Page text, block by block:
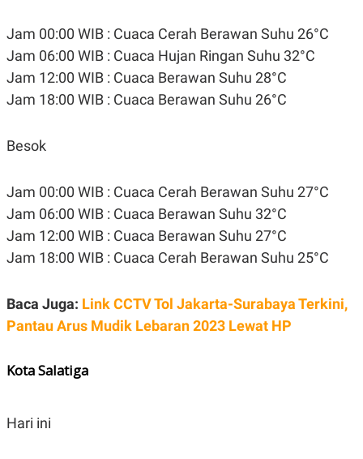
Jam 00:00 WIB : Cuaca Cerah Berawan Suhu 26°C
Jam 06:00 WIB : Cuaca Hujan Ringan Suhu 32°C
Jam 12:00 WIB : Cuaca Berawan Suhu 28°C
Jam 18:00 WIB : Cuaca Berawan Suhu 26°C
Besok
Jam 00:00 WIB : Cuaca Cerah Berawan Suhu 27°C
Jam 06:00 WIB : Cuaca Berawan Suhu 32°C
Jam 12:00 WIB : Cuaca Berawan Suhu 27°C
Jam 18:00 WIB : Cuaca Cerah Berawan Suhu 25°C
Baca Juga: Link CCTV Tol Jakarta-Surabaya Terkini,
Pantau Arus Mudik Lebaran 2023 Lewat HP
Kota Salatiga
Hari ini